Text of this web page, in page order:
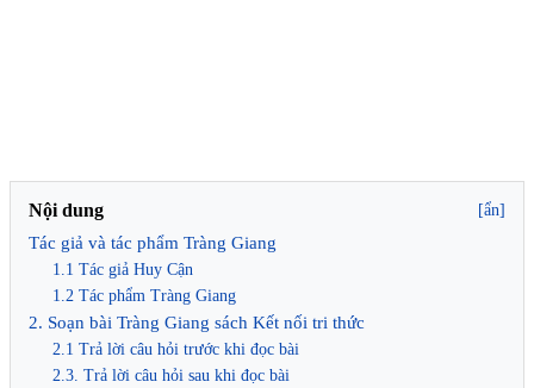
Nội dung [ẩn]
Tác giả và tác phẩm Tràng Giang
1.1 Tác giả Huy Cận
1.2 Tác phẩm Tràng Giang
2. Soạn bài Tràng Giang sách Kết nối tri thức
2.1 Trả lời câu hỏi trước khi đọc bài
2.3. Trả lời câu hỏi sau khi đọc bài